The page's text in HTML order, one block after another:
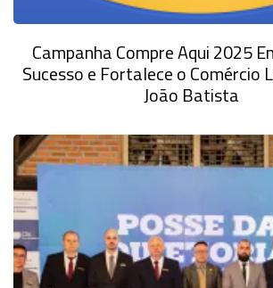
Campanha Compre Aqui 2025
Sucesso e Fortalece o Comércio
João Batista